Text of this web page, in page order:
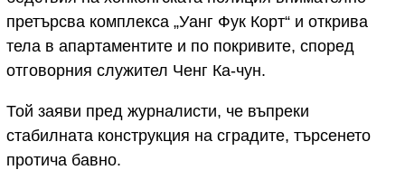
претърсва комплекса „Уанг Фук Корт“ и открива
тела в апартаментите и по покривите, според
отговорния служител Ченг Ка-чун.
Той заяви пред журналисти, че въпреки
стабилната конструкция на сградите, търсенето
протича бавно.